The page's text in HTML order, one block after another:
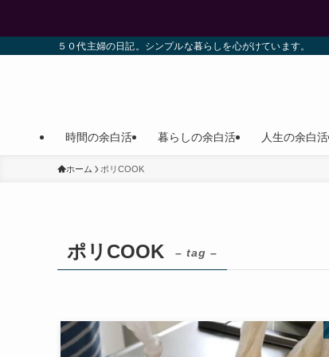
５０代主婦の日記。シンプルな暮らしを心がけています。
時間の余白活 暮らしの余白活 人生の余白活
ホーム ポリCOOK
ポリCOOK – tag –